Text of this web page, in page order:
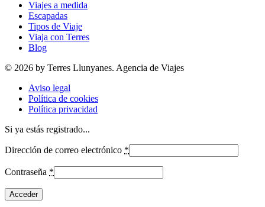
Viajes a medida
Escapadas
Tipos de Viaje
Viaja con Terres
Blog
© 2026 by Terres Llunyanes. Agencia de Viajes
Aviso legal
Política de cookies
Política privacidad
Si ya estás registrado...
Dirección de correo electrónico *
Contraseña *